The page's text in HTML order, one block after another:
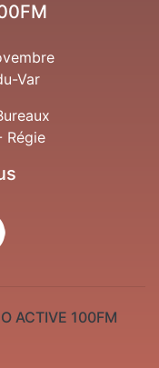
Var
Régie
ACTIVE 100FM